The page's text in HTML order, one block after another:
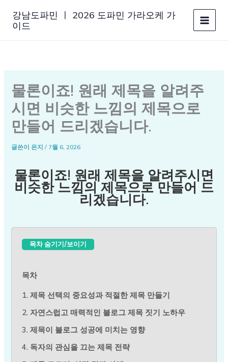
강남도파민 ㅣ 2026 도파민 가라오케 가
이드
물론이죠! 원래 제목을 알려주
시면 비슷한 느낌의 제목으로
만들어 드리겠습니다.
글쓴이 은지/ 7월 6, 2026
물론이죠! 원래 제목을 알려주시면
비슷한 느낌의 제목으로 만들어 드
리겠습니다.
목차 숨기기/보이기
목차
1. 제목 선택의 중요성과 적절한 제목 만들기
2. 자연스럽고 매력적인 블로그 제목 짓기 노하우
3. 제목이 블로그 성공에 미치는 영향
4. 독자의 관심을 끄는 제목 전략